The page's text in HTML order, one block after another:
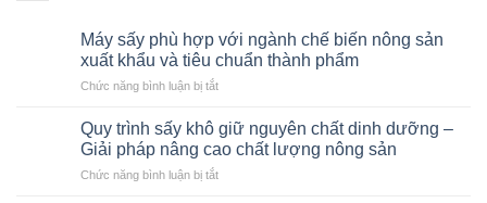
Máy sấy phù hợp với ngành chế biến nông sản
xuất khẩu và tiêu chuẩn thành phẩm
Chức năng bình luận bị tắtở
sấy
phù
hợp
với
Quy trình sấy khô giữ nguyên chất dinh dưỡng –
Giải pháp nâng cao chất lượng nông sản
Chức năng bình luận bị tắtở